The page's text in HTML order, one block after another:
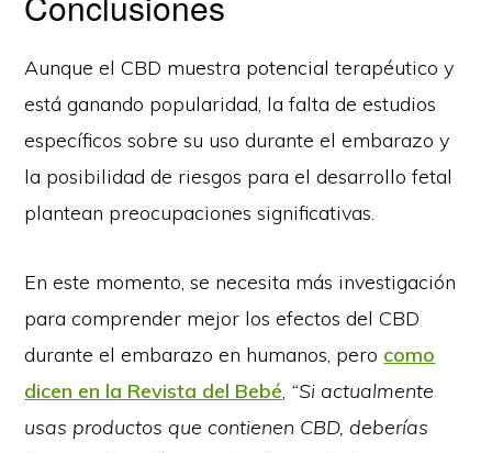
Aunque el CBD muestra potencial terapéutico y
está ganando popularidad, la falta de estudios
específicos sobre su uso durante el embarazo y
la posibilidad de riesgos para el desarrollo fetal
plantean preocupaciones significativas.
En este momento, se necesita más investigación
para comprender mejor los efectos del CBD
durante el embarazo en humanos, pero como
dicen en la Revista del Bebé “Si actualmente
usas productos que contienen CBD, deberías